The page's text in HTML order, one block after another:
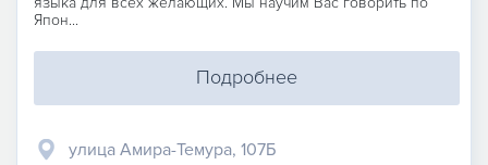
Япон...
Подробнее
улица Амира-Темура, 107Б